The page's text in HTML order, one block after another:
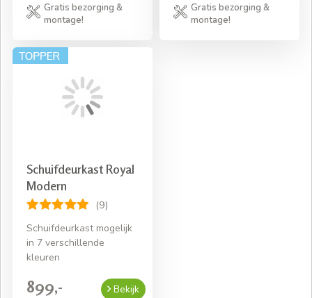
Gratis bezorging &
montage!
Gratis bezorging &
montage!
Schuifdeurkast Royal
Modern
(9)
Schuifdeurkast mogelijk
in 7 verschillende
kleuren
899,- Bekijk